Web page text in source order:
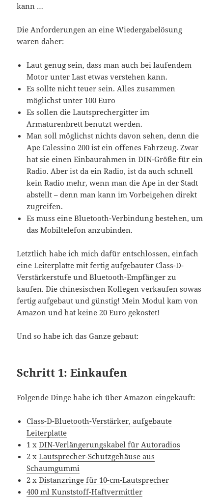
kann …
Die Anforderungen an eine Wiedergabelösung
waren daher:
Laut genug sein, dass man auch bei laufendem
Motor unter Last etwas verstehen kann.
Es sollte nicht teuer sein. Alles zusammen
möglichst unter 100 Euro
Es sollen die Lautsprechergitter im
Armaturenbrett benutzt werden.
Man soll möglichst nichts davon sehen, denn die
Ape Calessino 200 ist ein offenes Fahrzeug. Zwar
hat sie einen Einbaurahmen in DIN-Größe für ein
Radio. Aber ist da ein Radio, ist da auch schnell
kein Radio mehr, wenn man die Ape in der Stadt
abstellt – denn man kann im Vorbeigehen direkt
zugreifen.
Es muss eine Bluetooth-Verbindung bestehen, um
das Mobiltelefon anzubinden.
Letztlich habe ich mich dafür entschlossen, einfach
eine Leiterplatte mit fertig aufgebauter Class-D-
Verstärkerstufe und Bluetooth-Empfänger zu
kaufen. Die chinesischen Kollegen verkaufen sowas
fertig aufgebaut und günstig! Mein Modul kam von
Amazon und hat keine 20 Euro gekostet!
Und so habe ich das Ganze gebaut:
Schritt 1: Einkaufen
Folgende Dinge habe ich über Amazon eingekauft:
Class-D-Bluetooth-Verstärker, aufgebaute
Leiterplatte
1 xDIN-Verlängerungskabel für Autoradios
2 xLautsprecher-Schutzgehäuse aus
Schaumgummi
2 xDistanzringe für 10-cm-Lautsprecher
400 ml Kunststoff-Haftvermittler